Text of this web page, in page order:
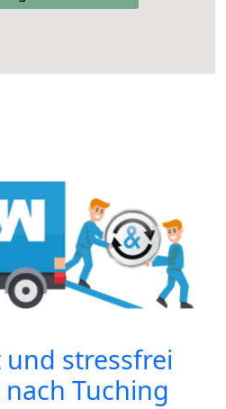
stressfrei
Tuching